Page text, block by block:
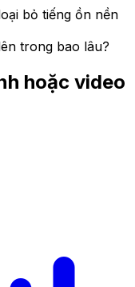
bỏ tiếng ồn nền
trong bao lâu?
hoặc video